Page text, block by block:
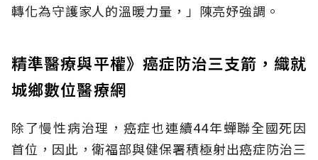
轉化為守護家人的溫暖力量，」陳亮妤強調。
精準醫療與平權》癌症防治三支箭，織就
城鄉數位醫療網
除了慢性病治理，癌症也連續44年蟬聯全國死因
首位，因此，衛福部與健保署積極射出癌症防治三